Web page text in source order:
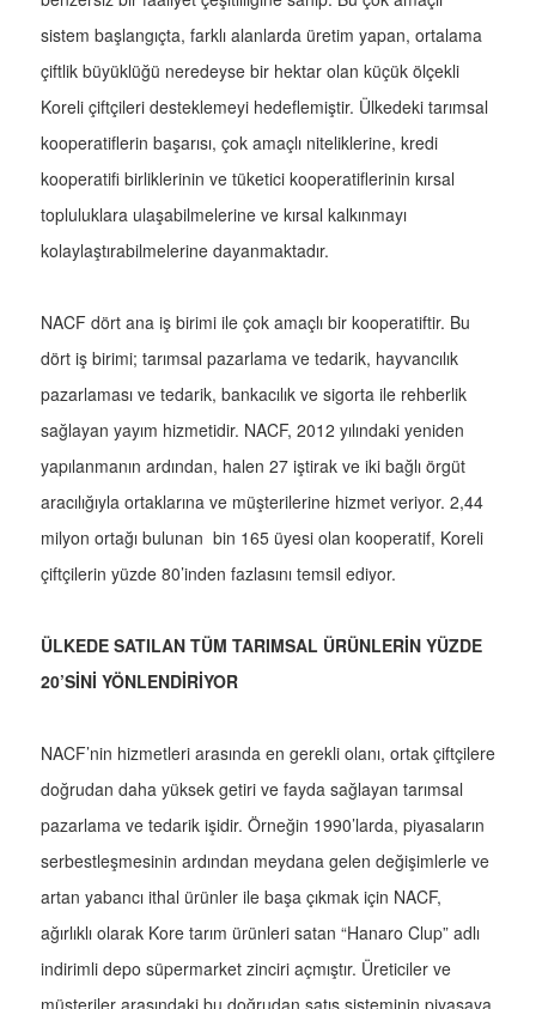
sistem başlangıçta, farklı alanlarda üretim yapan, ortalama
çiftlik büyüklüğü neredeyse bir hektar olan küçük ölçekli
Koreli çiftçileri desteklemeyi hedeflemiştir. Ülkedeki tarımsal
kooperatiflerin başarısı, çok amaçlı niteliklerine, kredi
kooperatifi birliklerinin ve tüketici kooperatiflerinin kırsal
topluluklara ulaşabilmelerine ve kırsal kalkınmayı
kolaylaştırabilmelerine dayanmaktadır.
NACF dört ana iş birimi ile çok amaçlı bir kooperatiftir. Bu
dört iş birimi; tarımsal pazarlama ve tedarik, hayvancılık
pazarlaması ve tedarik, bankacılık ve sigorta ile rehberlik
sağlayan yayım hizmetidir. NACF, 2012 yılındaki yeniden
yapılanmanın ardından, halen 27 iştirak ve iki bağlı örgüt
aracılığıyla ortaklarına ve müşterilerine hizmet veriyor. 2,44
milyon ortağı bulunan bin 165 üyesi olan kooperatif, Koreli
çiftçilerin yüzde 80’inden fazlasını temsil ediyor.
ÜLKEDE SATILAN TÜM TARIMSAL ÜRÜNLERİN YÜZDE
20’SİNİ YÖNLENDİRİYOR
NACF’nin hizmetleri arasında en gerekli olanı, ortak çiftçilere
doğrudan daha yüksek getiri ve fayda sağlayan tarımsal
pazarlama ve tedarik işidir. Örneğin 1990’larda, piyasaların
serbestleşmesinin ardından meydana gelen değişimlerle ve
artan yabancı ithal ürünler ile başa çıkmak için NACF,
ağırlıklı olarak Kore tarım ürünleri satan “Hanaro Clup” adlı
indirimli depo süpermarket zinciri açmıştır. Üreticiler ve